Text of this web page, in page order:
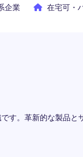
企業 在宅可・
す。革新的な製品と